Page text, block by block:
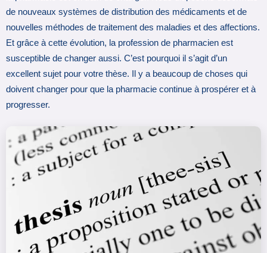
de nouveaux systèmes de distribution des médicaments et de
nouvelles méthodes de traitement des maladies et des affections.
Et grâce à cette évolution, la profession de pharmacien est
susceptible de changer aussi. C’est pourquoi il s’agit d’un
excellent sujet pour votre thèse. Il y a beaucoup de choses qui
doivent changer pour que la pharmacie continue à prospérer et à
progresser.